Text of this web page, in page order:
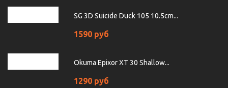
SG 3D Suicide Duck 105 10.5cm...
1590 руб
Okuma Epixor XT 30 Shallow...
1290 руб